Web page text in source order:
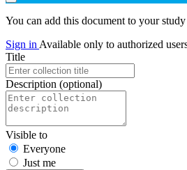
You can add this document to your
Sign in Available only to authorized
Title
Description (optional)
Visible to
Everyone
Just me